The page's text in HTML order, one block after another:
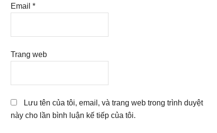
Email*
Trang web
Lưu tên của tôi, email, và trang web trong trình duyệt
này cho lần bình luận kế tiếp của tôi.